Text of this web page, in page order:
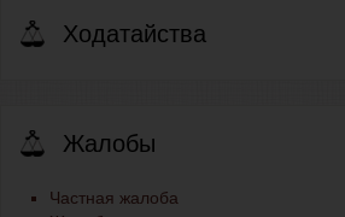
Ходатайства
Жалобы
Частная жалоба